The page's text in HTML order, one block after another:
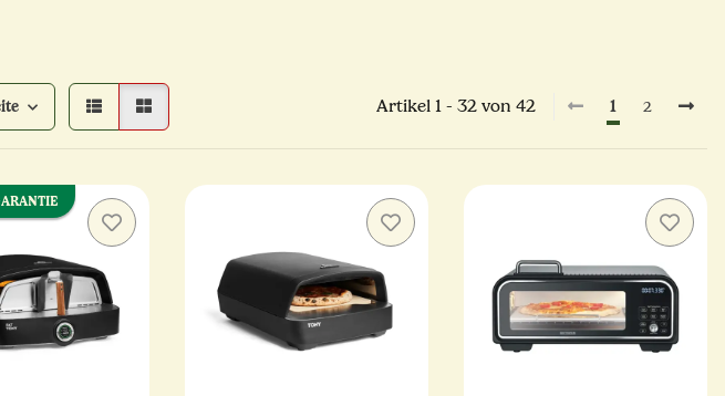
Artikel 1 - 32 von 42 1 2